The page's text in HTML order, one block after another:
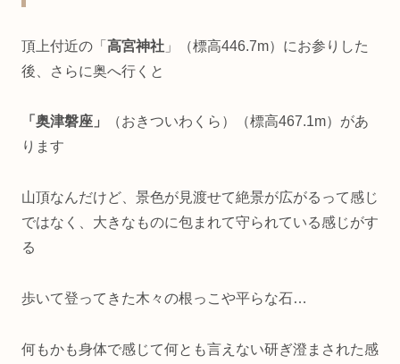
頂上付近の「 高宮神社 」（標高446.7m）にお参りした
後、さらに奥へ行くと
「奥津磐座」
（おきついわくら）（標高467.1m）があ
ります
山頂なんだけど、景色が見渡せて絶景が広がるって感じ
ではなく、大きなものに包まれて守られている感じがす
る
歩いて登ってきた木々の根っこや平らな石…
何もかも身体で感じて何とも言えない研ぎ澄まされた感